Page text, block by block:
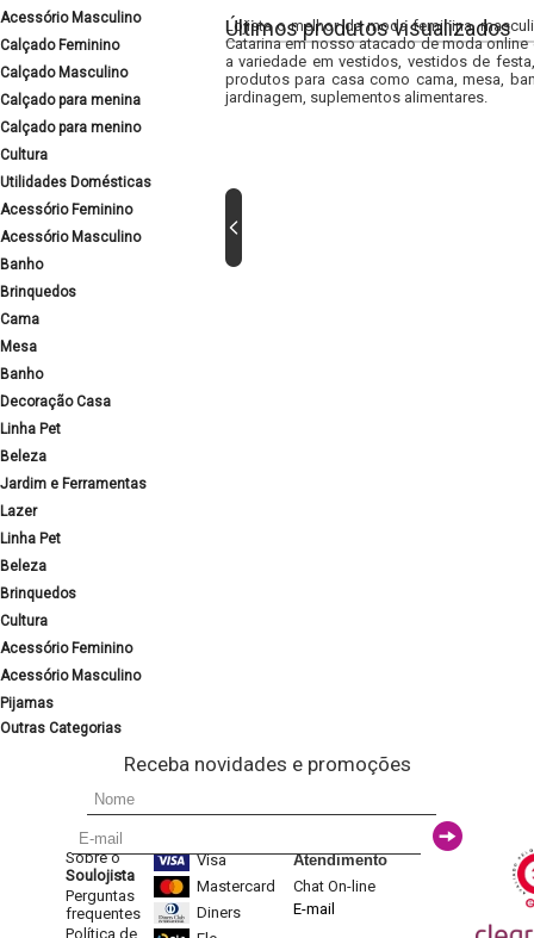
Acessório Masculino
Calçado Feminino
Calçado Masculino
Calçado para menina
Calçado para menino
Cultura
Utilidades Domésticas
Acessório Feminino
Acessório Masculino
Banho
Brinquedos
Cama
Mesa
Banho
Decoração Casa
Linha Pet
Beleza
Jardim e Ferramentas
Lazer
Linha Pet
Beleza
Brinquedos
Cultura
Acessório Feminino
Acessório Masculino
Pijamas
Outras Categorias
Últimos produtos visualizados
Lojista o melhor da moda feminina,
Catarina em nosso atacado de moda
a variedade em vestidos, vestidos de
produtos para casa como cama, mesa,
jardinagem, suplementos alimentares.
Receba novidades e promoções
Sobre o
Soulojista
Perguntas
frequentes
Política de
Visa
Mastercard
Diners
Atendimento
Chat On-line
E-mail